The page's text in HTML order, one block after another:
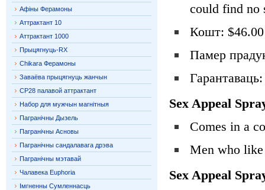
could find no
Кошт: $46.00
Памер
Sex Appeal
Comes in a
Men who like
Sex Appeal
Афіны Ферамоны
Аттрактант 10
Аттрактант 1000
Прыцягнуць-RX
Chikara Ферамоны
Заваёва прыцягнуць жанчын
CP28 палавой аттрактант
Набор для мужчын магнітныя
Пагранічны Дызель
Пагранічны Асновы
Пагранічны сандалавага дрэва
Пагранічны мэтавай
Чалавека Euphoria
Імгненны Сумленнасць